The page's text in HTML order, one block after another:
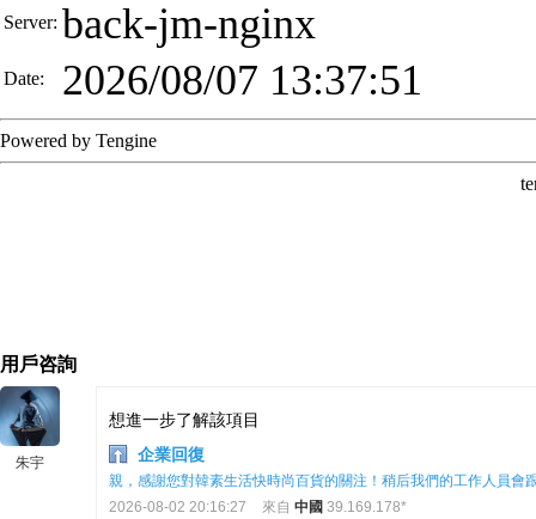
用戶咨詢
朱宇
想進一步了解該項目
企業回復
親，感謝您對韓素生活快時尚百貨的關注！稍后我們的工作人員會
2026-08-02 20:16:27
來自 中國 39.169.178*